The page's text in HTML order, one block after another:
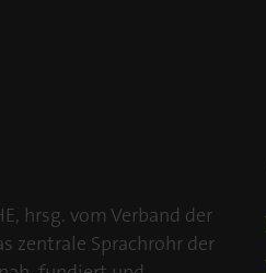
hrsg. vom Verband der
zentrale Sprachrohr der